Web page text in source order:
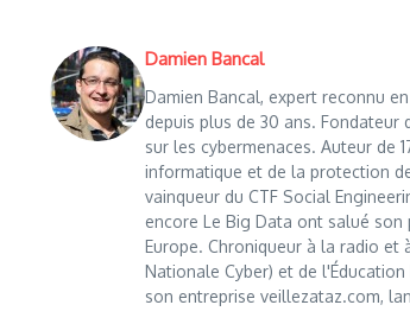
Damien Bancal
Damien Bancal, expert reconnu
depuis plus de 30 ans. Fondateur
sur les cybermenaces. Auteur de
informatique et de la protection
vainqueur du CTF Social
encore Le Big Data ont salué son
Europe. Chroniqueur à la radio et
Nationale Cyber) et de
son entreprise veillezataz.com,